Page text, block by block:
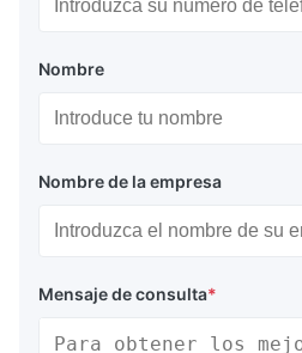
Nombre
Nombre de la empresa
Mensaje de consulta*